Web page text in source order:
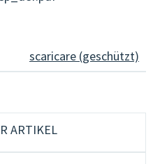
scaricare (geschützt)
ARTIKEL